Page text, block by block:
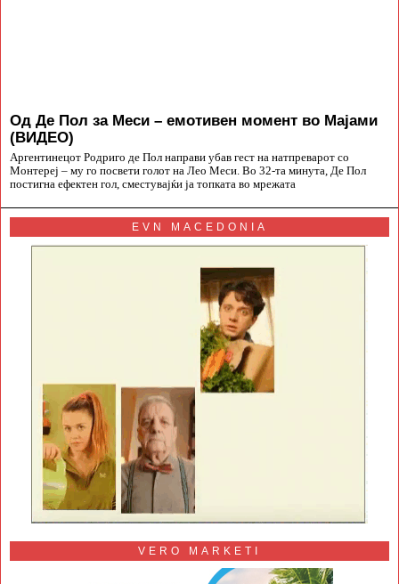
Од Де Пол за Меси – емотивен момент во Мајами
(ВИДЕО)
Аргентинецот Родриго де Пол направи убав гест на натпреварот со
Монтереј – му го посвети голот на Лео Меси. Во 32-та минута, Де Пол
постигна ефектен гол, сместувајќи ја топката во мрежата
EVN MACEDONIA
VERO MARKETI